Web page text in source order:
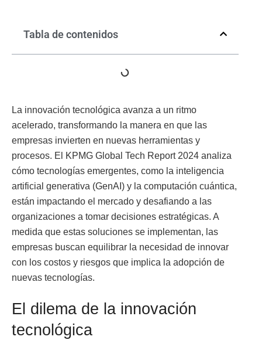
Tabla de contenidos
La innovación tecnológica avanza a un ritmo
acelerado, transformando la manera en que las
empresas invierten en nuevas herramientas y
procesos. El
KPMG Global Tech Report 2024 analiza
cómo tecnologías emergentes, como la inteligencia
artificial generativa (GenAI) y la computación cuántica,
están impactando el mercado y desafiando a las
organizaciones a tomar decisiones estratégicas. A
medida que estas soluciones se implementan, las
empresas buscan equilibrar la necesidad de innovar
con los costos y riesgos que implica la adopción de
nuevas tecnologías.
El dilema de la innovación
tecnológica